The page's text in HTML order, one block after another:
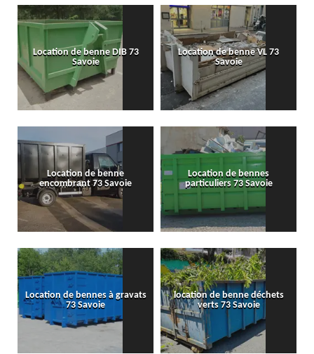
Location de benne DIB 73
Savoie
Location de benne VL 73
Savoie
Location de benne
encombrant 73 Savoie
Location de bennes
particuliers 73 Savoie
Location de bennes à gravats
73 Savoie
location de benne déchets
verts 73 Savoie